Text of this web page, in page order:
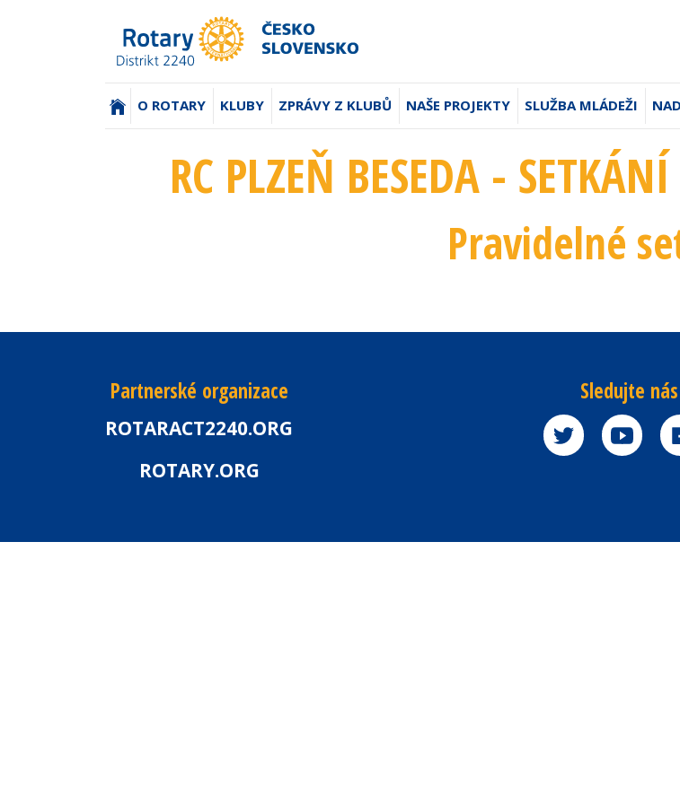
(AKTUÁLNÍ)
O ROTARY KLUBY ZPRÁVY Z KLUBŮ NAŠE PROJEKTY SLUŽBA MLÁDEŽI
RC PLZEŇ BESEDA -
Pravidelné
Partnerské organizace
ROTARACT2240.ORG
ROTARY.ORG
Sledujte nás